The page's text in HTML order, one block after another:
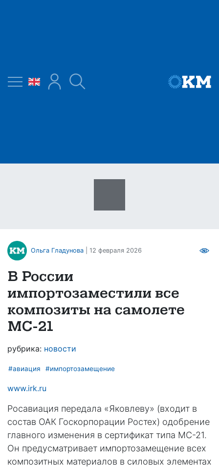
Ольга Гладунова | 12 февраля 2026
В России
импортозаместили все
композиты на самолете
МС-21
рубрика: новости
#авиация #импортозамещение
www.irk.ru
Росавиация передала «Яковлеву» (входит в
состав ОАК Госкорпорации Ростех) одобрение
главного изменения в сертификат типа МС-21.
Он предусматривает импортозамещение всех
композитных материалов в силовых элементах